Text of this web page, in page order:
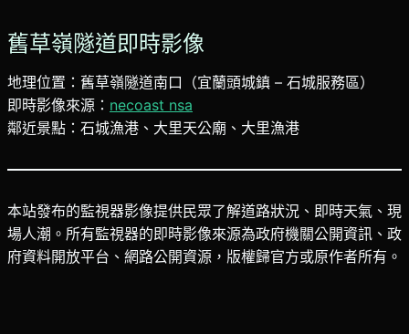
舊草嶺隧道即時影像
地理位置：舊草嶺隧道南口（宜蘭頭城鎮 – 石城服務區）
即時影像來源： necoast nsa
鄰近景點：石城漁港、大里天公廟、大里漁港
本站發布的監視器影像提供民眾了解道路狀況、即時天氣、現
場人潮。所有監視器的即時影像來源為政府機關公開資訊、政
府資料開放平台、網路公開資源，版權歸官方或原作者所有。